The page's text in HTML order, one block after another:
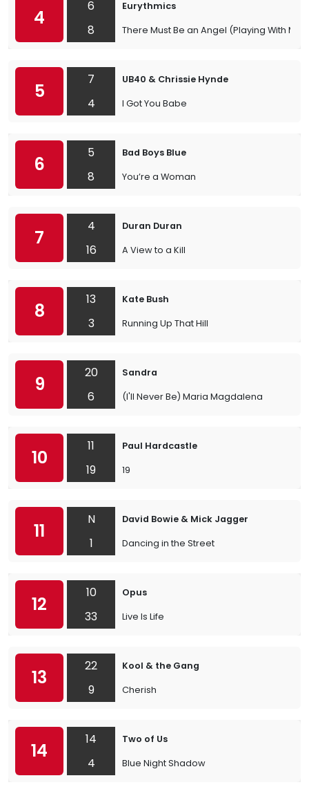
4
6
8
Eurythmics
There Must Be an Angel (Playing With My
5
7
4
UB40 & Chrissie Hynde
I Got You Babe
6
5
8
Bad Boys Blue
You’re a Woman
7
4
16
Duran Duran
A View to a Kill
8
13
3
Kate Bush
Running Up That Hill
9
20
6
Sandra
(I'll Never Be) Maria Magdalena
10
11
19
Paul Hardcastle
19
11
N
1
David Bowie & Mick Jagger
Dancing in the Street
12
10
33
Opus
Live Is Life
13
22
9
Kool & the Gang
Cherish
14
14
4
Two of Us
Blue Night Shadow